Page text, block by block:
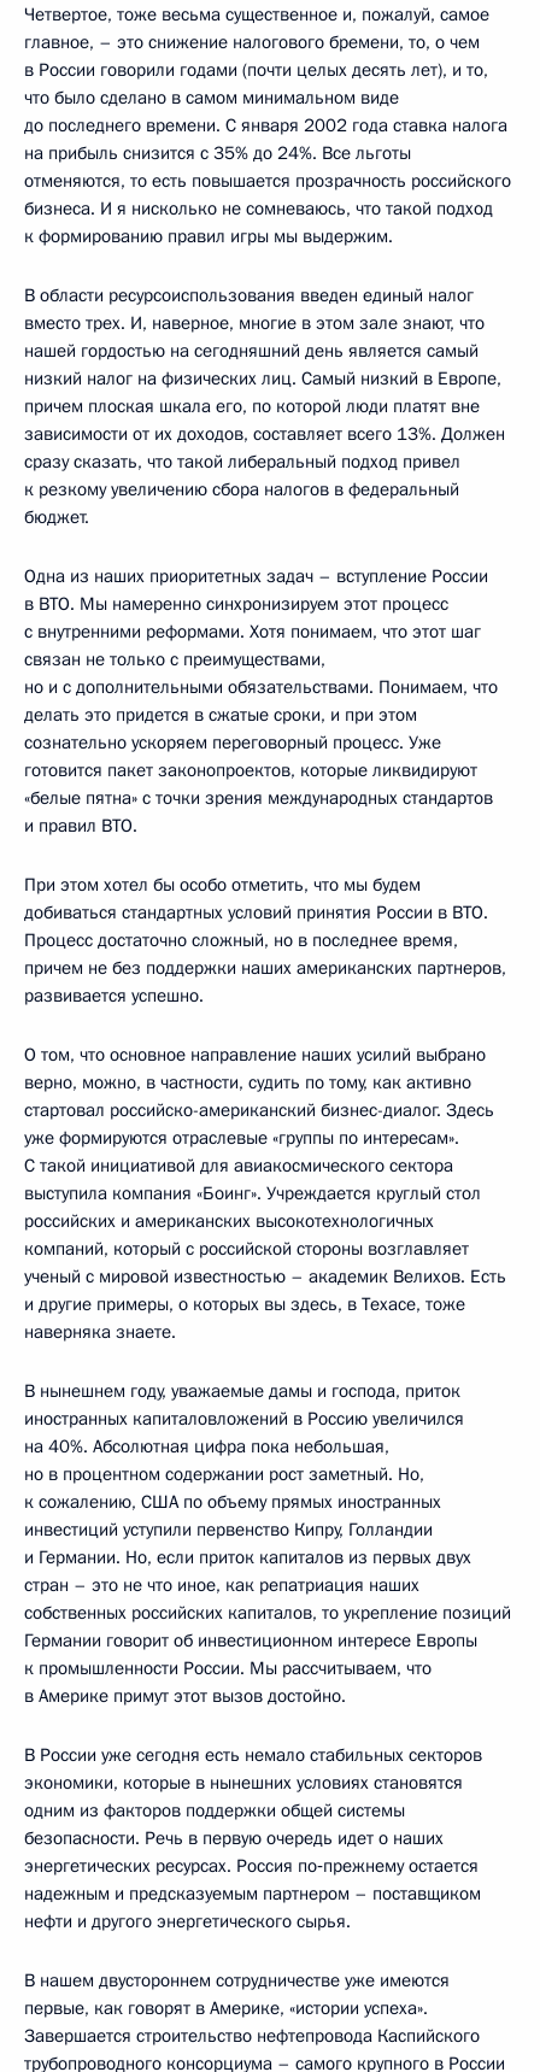
Четвертое, тоже весьма существенное и, пожалуй, самое
главное, – это снижение налогового бремени, то, о чем
в России говорили годами (почти целых десять лет), и то,
что было сделано в самом минимальном виде
до последнего времени. С января 2002 года ставка налога
на прибыль снизится с 35% до 24%. Все льготы
отменяются, то есть повышается прозрачность российского
бизнеса. И я нисколько не сомневаюсь, что такой подход
к формированию правил игры мы выдержим.
В области ресурсоиспользования введен единый налог
вместо трех. И, наверное, многие в этом зале знают, что
нашей гордостью на сегодняшний день является самый
низкий налог на физических лиц. Самый низкий в Европе,
причем плоская шкала его, по которой люди платят вне
зависимости от их доходов, составляет всего 13%. Должен
сразу сказать, что такой либеральный подход привел
к резкому увеличению сбора налогов в федеральный
бюджет.
Одна из наших приоритетных задач – вступление России
в ВТО. Мы намеренно синхронизируем этот процесс
с внутренними реформами. Хотя понимаем, что этот шаг
связан не только с преимуществами,
но и с дополнительными обязательствами. Понимаем, что
делать это придется в сжатые сроки, и при этом
сознательно ускоряем переговорный процесс. Уже
готовится пакет законопроектов, которые ликвидируют
«белые пятна» с точки зрения международных стандартов
и правил ВТО.
При этом хотел бы особо отметить, что мы будем
добиваться стандартных условий принятия России в ВТО.
Процесс достаточно сложный, но в последнее время,
причем не без поддержки наших американских партнеров,
развивается успешно.
О том, что основное направление наших усилий выбрано
верно, можно, в частности, судить по тому, как активно
стартовал российско-американский бизнес-диалог. Здесь
уже формируются отраслевые «группы по интересам».
С такой инициативой для авиакосмического сектора
выступила компания «Боинг». Учреждается круглый стол
российских и американских высокотехнологичных
компаний, который с российской стороны возглавляет
ученый с мировой известностью – академик Велихов. Есть
и другие примеры, о которых вы здесь, в Техасе, тоже
наверняка знаете.
В нынешнем году, уважаемые дамы и господа, приток
иностранных капиталовложений в Россию увеличился
на 40%. Абсолютная цифра пока небольшая,
но в процентном содержании рост заметный. Но,
к сожалению, США по объему прямых иностранных
инвестиций уступили первенство Кипру, Голландии
и Германии. Но, если приток капиталов из первых двух
стран – это не что иное, как репатриация наших
собственных российских капиталов, то укрепление позиций
Германии говорит об инвестиционном интересе Европы
к промышленности России. Мы рассчитываем, что
в Америке примут этот вызов достойно.
В России уже сегодня есть немало стабильных секторов
экономики, которые в нынешних условиях становятся
одним из факторов поддержки общей системы
безопасности. Речь в первую очередь идет о наших
энергетических ресурсах. Россия по‑прежнему остается
надежным и предсказуемым партнером – поставщиком
нефти и другого энергетического сырья.
В нашем двустороннем сотрудничестве уже имеются
первые, как говорят в Америке, «истории успеха».
Завершается строительство нефтепровода Каспийского
трубопроводного консорциума – самого крупного в России